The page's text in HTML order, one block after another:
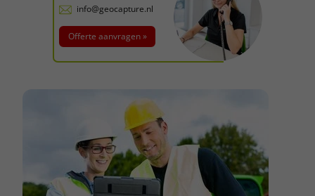
info@geocapture.nl
Offerte aanvragen »